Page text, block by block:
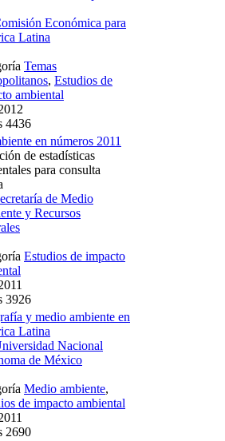
Económica para
Latina
Temas
, Estudios de
ambiental
4436
en números 2011
de estadísticas
para consulta
de Medio
y Recursos
Estudios de impacto
3926
y medio ambiente en
Latina
Nacional
de México
Medio ambiente,
de impacto ambiental
2690